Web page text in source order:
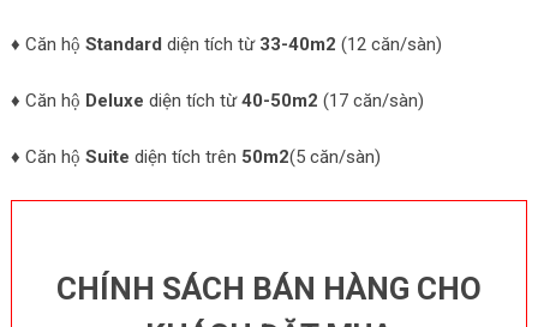
♦ Căn hộ Standard diện tích từ33-40m2 (12 căn/sàn)
♦ Căn hộ Deluxe diện tích từ40-50m2 (17 căn/sàn)
♦ Căn hộ Suite diện tích trên 50m2(5 căn/sàn)
CHÍNH SÁCH BÁN HÀNG CHO